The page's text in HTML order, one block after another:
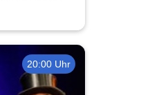
20:00 Uhr